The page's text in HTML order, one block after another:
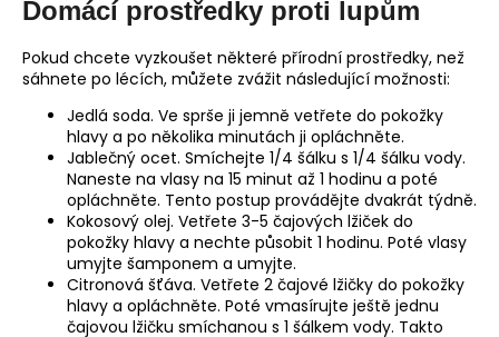
Domácí prostředky proti lupům
Pokud chcete vyzkoušet některé přírodní prostředky, než
sáhnete po lécích, můžete zvážit následující možnosti:
Jedlá soda. Ve sprše ji jemně vetřete do pokožky
hlavy a po několika minutách ji opláchněte.
Jablečný ocet. Smíchejte 1/4 šálku s 1/4 šálku vody.
Naneste na vlasy na 15 minut až 1 hodinu a poté
opláchněte. Tento postup provádějte dvakrát týdně.
Kokosový olej. Vetřete 3-5 čajových lžiček do
pokožky hlavy a nechte působit 1 hodinu. Poté vlasy
umyjte šamponem a umyjte.
Citronová šťáva. Vetřete 2 čajové lžičky do pokožky
hlavy a opláchněte. Poté vmasírujte ještě jednu
čajovou lžičku smíchanou s 1 šálkem vody. Takto